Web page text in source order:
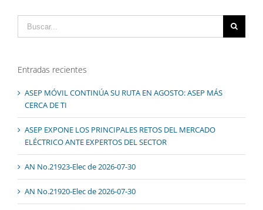
Entradas recientes
ASEP MÓVIL CONTINÚA SU RUTA EN AGOSTO: ASEP MÁS
CERCA DE TI
ASEP EXPONE LOS PRINCIPALES RETOS DEL MERCADO
ELÉCTRICO ANTE EXPERTOS DEL SECTOR
AN No.21923-Elec de 2026-07-30
AN No.21920-Elec de 2026-07-30